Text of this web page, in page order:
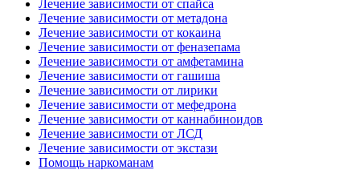
Лечение зависимости от спайса
Лечение зависимости от метадона
Лечение зависимости от кокаина
Лечение зависимости от феназепама
Лечение зависимости от амфетамина
Лечение зависимости от гашиша
Лечение зависимости от лирики
Лечение зависимости от мефедрона
Лечение зависимости от каннабиноидов
Лечение зависимости от ЛСД
Лечение зависимости от экстази
Помощь наркоманам